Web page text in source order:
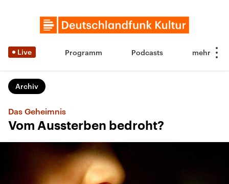
Live Programm Podcasts
Archiv
Das Geheimnis
Vom Aussterben bedroht?